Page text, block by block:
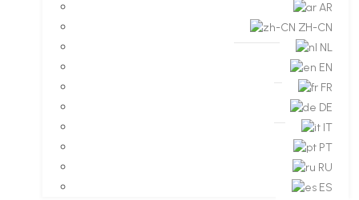
AR
ZH-CN
NL
EN
FR
DE
IT
PT
RU
ES